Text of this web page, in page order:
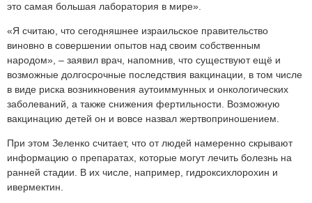
это самая большая лаборатория в мире».
«Я считаю, что сегодняшнее израильское правительство
виновно в совершении опытов над своим собственным
народом», – заявил врач, напомнив, что существуют ещё и
возможные долгосрочные последствия вакцинации, в том числе
в виде риска возникновения аутоиммунных и онкологических
заболеваний, а также снижения фертильности. Возможную
вакцинацию детей он и вовсе назвал жертвоприношением.
При этом Зеленко считает, что от людей намеренно скрывают
информацию о препаратах, которые могут лечить болезнь на
ранней стадии. В их числе, например, гидроксихлорохин и
ивермектин.